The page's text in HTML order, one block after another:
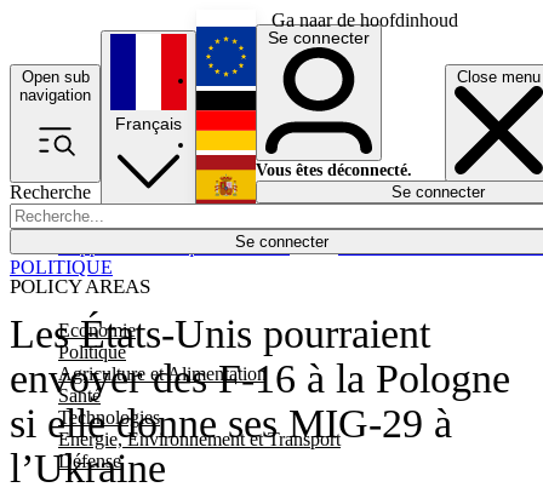
Ga naar de hoofdinhoud
Open sub
navigation
Close menu
Recherche
Se connecter
POLICY AREAS
Economie
Politique
Agriculture et Alimentation
Santé
Technologies
Energie, Environnement et Transport
Défense
Économie
Français
English
Deutsch
Español
Se connecter
Vous êtes déconnecté.
Se connecter
Les États-Unis pourraient
envoyer des F-16 à la Pologne
si elle donne ses MIG-29 à
l’Ukraine
POLITIQUE